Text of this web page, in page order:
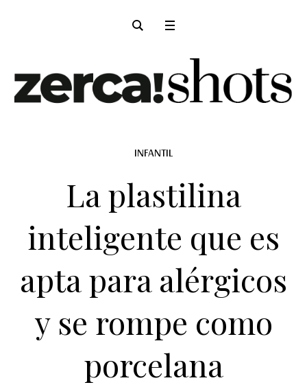
INFANTIL
La plastilina
inteligente que es
apta para alérgicos
y se rompe como
porcelana